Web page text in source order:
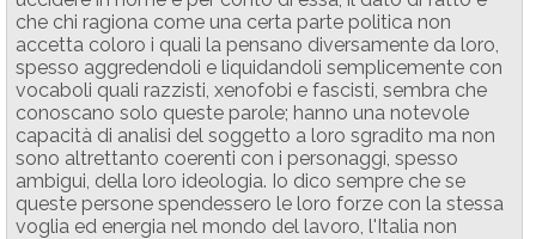
che chi ragiona come una certa parte politica non
accetta coloro i quali la pensano diversamente da loro,
spesso aggredendoli e liquidandoli semplicemente con
vocaboli quali razzisti, xenofobi e fascisti, sembra che
conoscano solo queste parole; hanno una notevole
capacità di analisi del soggetto a loro sgradito ma non
sono altrettanto coerenti con i personaggi, spesso
ambigui, della loro ideologia. Io dico sempre che se
queste persone spendessero le loro forze con la stessa
voglia ed energia nel mondo del lavoro, l'Italia non